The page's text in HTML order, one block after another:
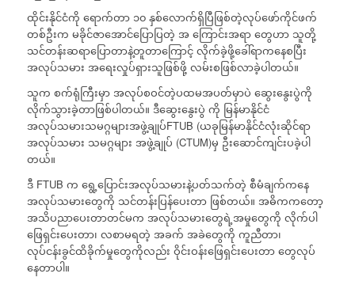
ထိုင်းနိုင်ငံကို ရောက်တာ ၁၀ နှစ်လောက်ရှိပြီဖြစ်တဲ့လုပ်ဖော်ကိုင်ဖက်
တစ်ဦးက မခိုင်ဇာအောင်ပြောပြတဲ့ အ ကြောင်းအရာ တွေဟာ သူတို့
သင်တန်းဆရာပြောတာနဲ့တူတာကြောင့် လိုက်ခဲ့ဖို့ခေါ်ရာကနေစပြီး
အလုပ်သမား အရေးလှုပ်ရှားသူဖြစ်ဖို့ လမ်းစဖြစ်လာခဲ့ပါတယ်။
သူက စက်ရုံကြီးမှာ အလုပ်စဝင်တဲ့ပထမအပတ်မှာပဲ ဆွေးနွေးပွဲကို
လိုက်သွားခဲ့တာဖြစ်ပါတယ်။ ဒီဆွေးနွေးပွဲ ကို မြန်မာနိုင်ငံ
အလုပ်သမားသမဂ္ဂများအဖွဲ့ချုပ်FTUB (ယခုမြန်မာနိုင်ငံလုံးဆိုင်ရာ
အလုပ်သမား သမဂ္ဂများ အဖွဲ့ချုပ် (CTUM)မှ ဦးဆောင်ကျင်းပခဲ့ပါ
တယ်။
ဒီ FTUB က ရွေ့ပြောင်းအလုပ်သမားနဲ့ပတ်သက်တဲ့ စီမံချက်ကနေ
အလုပ်သမားတွေကို သင်တန်းပြန်ပေးတာ ဖြစ်တယ်။ အဓိကကတော့
အသိပညာပေးတာတင်မက အလုပ်သမားတွေရဲ့အမှုတွေကို လိုက်ပါ
ဖြေရှင်းပေးတာ၊ လစာမရတဲ့ အခက် အခဲတွေကို ကူညီတာ၊
လုပ်ငန်းခွင်ထိခိုက်မှုတွေကိုလည်း ဝိုင်းဝန်းဖြေရှင်းပေးတာ တွေလုပ်
နေတာပါ။